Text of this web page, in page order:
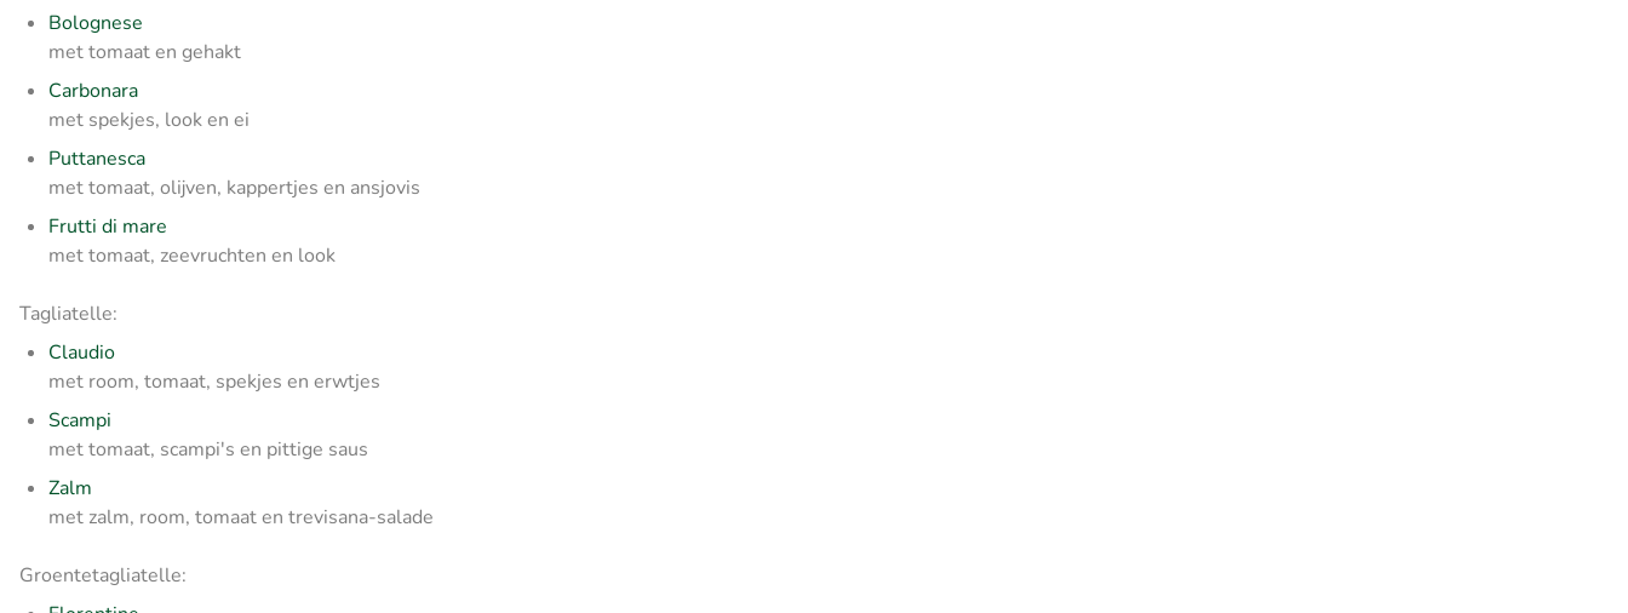
Bolognese
met tomaat en gehakt
Carbonara
met spekjes, look en ei
Puttanesca
met tomaat, olijven, kappertjes en ansjovis
Frutti di mare
met tomaat, zeevruchten en look
Tagliatelle:
Claudio
met room, tomaat, spekjes en erwtjes
Scampi
met tomaat, scampi's en pittige saus
Zalm
met zalm, room, tomaat en trevisana-salade
Groentetagliatelle: